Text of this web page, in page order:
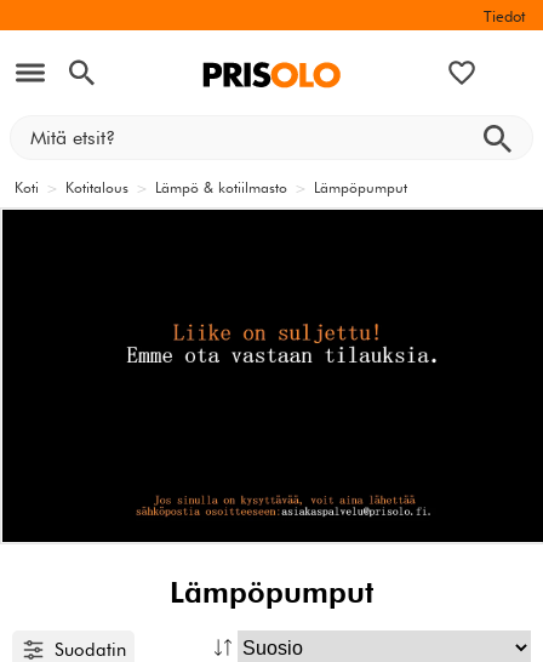
Tiedot
Koti > Kotitalous > Lämpö & kotiilmasto > Lämpöpumput
Lämpöpumput
Suodatin